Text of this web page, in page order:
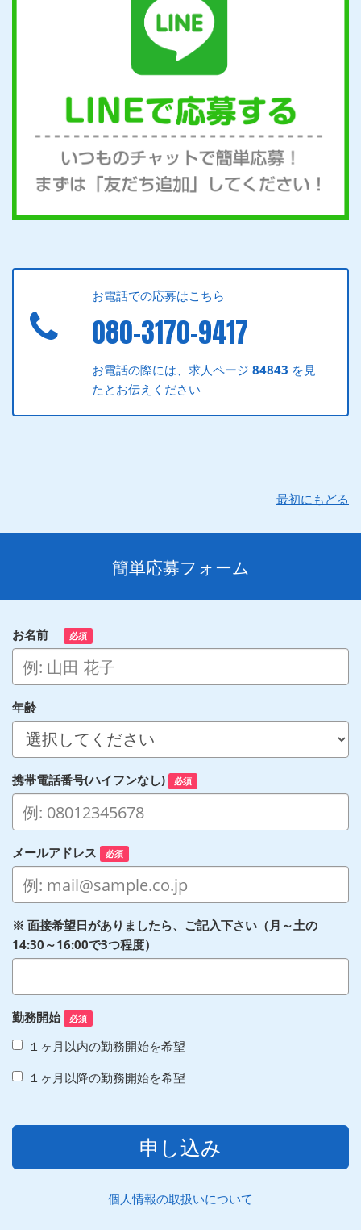
お電話での応募はこちら
080-3170-9417
お電話の際には、求人ページ84843 を見
たとお伝えください
最初にもどる
簡単応募フォーム
お名前 必須
年齢
携帯電話番号(ハイフンなし) 必須
メールアドレス 必須
※ 面接希望日がありましたら、ご記入下さい（月～土の
14:30～16:00で3つ程度）
勤務開始 必須
１ヶ月以内の勤務開始を希望
１ヶ月以降の勤務開始を希望
申し込み
個人情報の取扱いについて